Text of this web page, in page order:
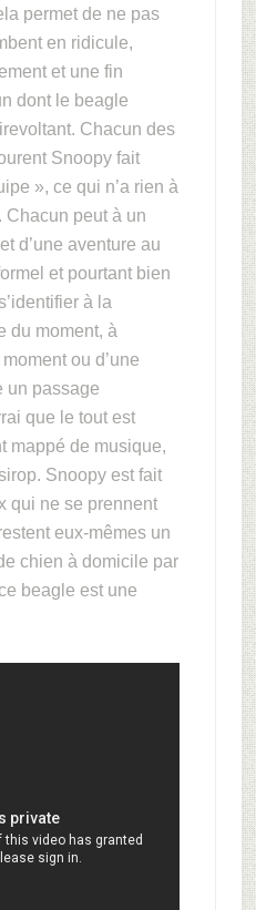
permet de ne pas
en ridicule,
et une fin
dont le beagle
Chacun des
Snoopy fait
», ce qui n’a rien à
Chacun peut à un
d’une aventure au
et pourtant bien
à la
du moment, à
moment ou d’une
un passage
que le tout est
mappé de musique,
Snoopy est fait
qui ne se prennent
eux-mêmes un
chien à domicile par
beagle est une